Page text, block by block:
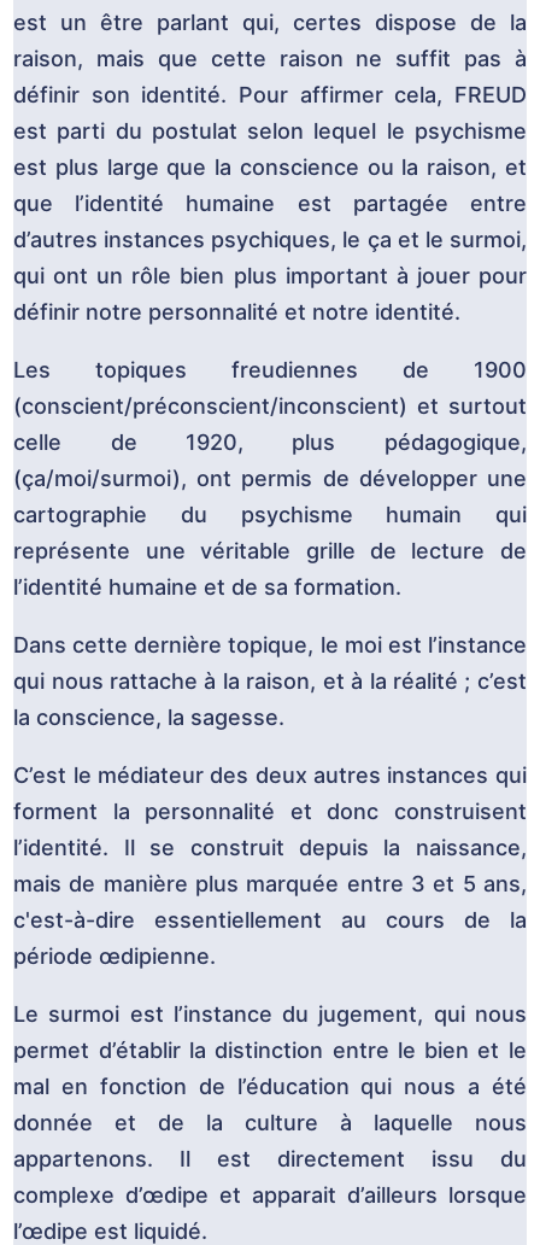
est un être parlant qui, certes dispose de la
raison, mais que cette raison ne suffit pas à
définir son identité. Pour affirmer cela, FREUD
est parti du postulat selon lequel le psychisme
est plus large que la conscience ou la raison, et
que l’identité humaine est partagée entre
d’autres instances psychiques, le ça et le surmoi,
qui ont un rôle bien plus important à jouer pour
définir notre personnalité et notre identité.
Les topiques freudiennes de 1900
(conscient/préconscient/inconscient) et surtout
celle de 1920, plus pédagogique,
(ça/moi/surmoi), ont permis de développer une
cartographie du psychisme humain qui
représente une véritable grille de lecture de
l’identité humaine et de sa formation.
Dans cette dernière topique, le moi est l’instance
qui nous rattache à la raison, et à la réalité ; c’est
la conscience, la sagesse.
C’est le médiateur des deux autres instances qui
forment la personnalité et donc construisent
l’identité. Il se construit depuis la naissance,
mais de manière plus marquée entre 3 et 5 ans,
c'est-à-dire essentiellement au cours de la
période œdipienne.
Le surmoi est l’instance du jugement, qui nous
permet d’établir la distinction entre le bien et le
mal en fonction de l’éducation qui nous a été
donnée et de la culture à laquelle nous
appartenons. Il est directement issu du
complexe d’œdipe et apparait d’ailleurs lorsque
l’œdipe est liquidé.